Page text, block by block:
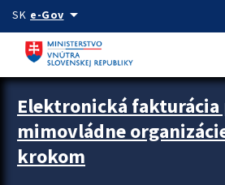
Preskocit na hlavný obsah
SK e-Govarrow_drop_down
Zastavit automatický posun upútavok
Elektronická fakturácia
mimovládne
krokom